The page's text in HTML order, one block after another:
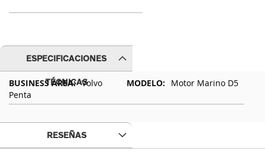
ESPECIFICACIONES
TÉCNICAS
Especificaciones
Técnicas
Volvo
Penta
Motor Marino D5
RESEÑAS